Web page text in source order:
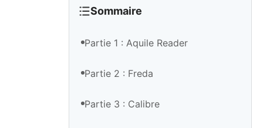
Sommaire
Partie 1 : Aquile Reader
Partie 2 : Freda
Partie 3 : Calibre